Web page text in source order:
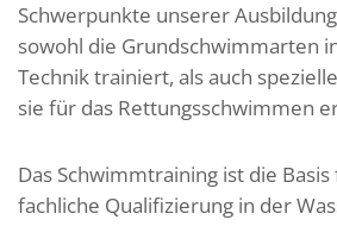
Schwerpunkte unserer
sowohl die Grundschwimmarten
Technik trainiert, als auch
sie für das Rettungsschwimmen
Das Schwimmtraining ist die
fachliche Qualifizierung in der